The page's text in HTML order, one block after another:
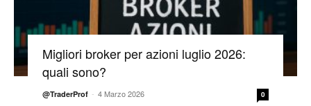
Migliori broker per azioni luglio 2026:
quali sono?
@TraderProf - 4 Marzo 2026 0